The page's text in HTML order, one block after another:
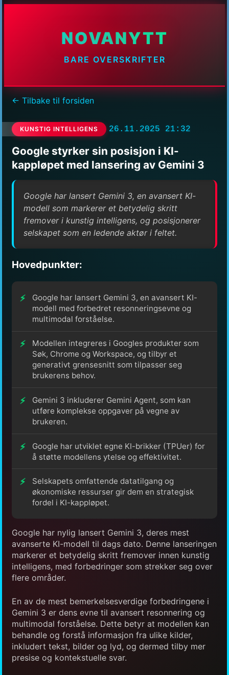
NOVANYTT
BARE OVERSKRIFTER
← Tilbake til forsiden
KUNSTIG INTELLIGENS 26.11.2025 21:32
Google styrker sin posisjon i KI-
kappløpet med lansering av Gemini 3
Google har lansert Gemini 3, en avansert KI-
modell som markerer et betydelig skritt
fremover i kunstig intelligens, og posisjonerer
selskapet som en ledende aktør i feltet.
Hovedpunkter:
Google har lansert Gemini 3, en avansert KI-
modell med forbedret resonneringsevne og
multimodal forståelse.
Modellen integreres i Googles produkter som
Søk, Chrome og Workspace, og tilbyr et
generativt grensesnitt som tilpasser seg
brukerens behov.
Gemini 3 inkluderer Gemini Agent, som kan
utføre komplekse oppgaver på vegne av
brukeren.
Google har utviklet egne KI-brikker (TPUer) for
å støtte modellens ytelse og effektivitet.
Selskapets omfattende datatilgang og
økonomiske ressurser gir dem en strategisk
fordel i KI-kappløpet.
Google har nylig lansert Gemini 3, deres mest
avanserte KI-modell til dags dato. Denne lanseringen
markerer et betydelig skritt fremover innen kunstig
intelligens, med forbedringer som strekker seg over
flere områder.
En av de mest bemerkelsesverdige forbedringene i
Gemini 3 er dens evne til avansert resonnering og
multimodal forståelse. Dette betyr at modellen kan
behandle og forstå informasjon fra ulike kilder,
inkludert tekst, bilder og lyd, og dermed tilby mer
presise og kontekstuelle svar.